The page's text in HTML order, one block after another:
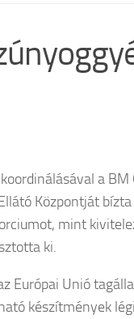
a BM
Központját
mint
ki.
Európai Unió
készítmények légi